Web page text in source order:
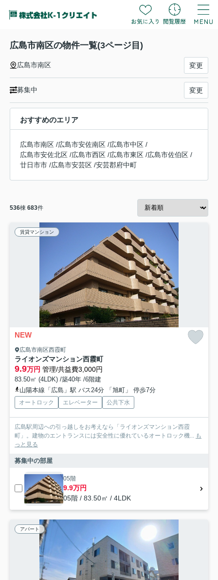
広島市南区の物件一覧(3ページ目)
広島市南区 変更
募集中 変更
おすすめのエリア
広島市南区 /広島市安佐南区 /広島市中区 /
広島市安佐北区 /広島市西区 /広島市東区 /広島市佐伯区 /
廿日市市 /広島市安芸区 /安芸郡府中町
536棟 683件
賃貸マンション
NEW
広島市南区西霞町
ライオンズマンション西霞町
9.9万円 管理/共益費3,000円
83.50㎡ (4LDK) /築40年 /6階建
山陽本線「広島」駅 バス24分 「旭町」 停歩7分
オートロック エレベーター 公共下水
広島駅周辺への引っ越しをお考えなら「ライオンズマンション西霞
町」。建物のエントランスには安全性に優れているオートロック機...
も
っと見る
募集中の部屋
05階
9.9万円
05階 / 83.50㎡ / 4LDK
アパート